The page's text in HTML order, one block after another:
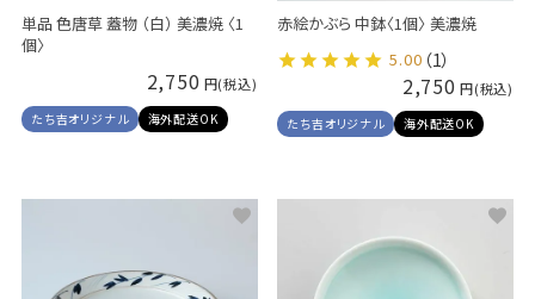
単品 色唐草 蓋物 （白） 美濃焼 〈1
個〉
2,750
たち吉オリジナル 海外配送OK
赤絵かぶら 中鉢〈1個〉 美濃焼
5.00 （1）
2,750
たち吉オリジナル 海外配送OK